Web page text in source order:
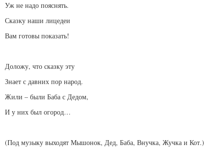
Уж не надо пояснять.
Сказку наши лицедеи
Вам готовы показать!
Доложу, что сказку эту
Знает с давних пор народ.
Жили – были Баба с Дедом,
И у них был огород…
(Под музыку выходят Мышонок, Дед, Баба, Внучка, Жучка и Кот.)